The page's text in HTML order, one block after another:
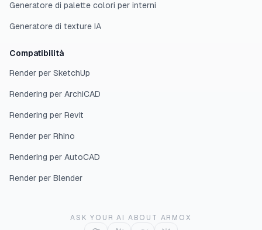
Generatore di palette colori per interni
Generatore di texture IA
Compatibilità
Render per SketchUp
Rendering per ArchiCAD
Rendering per Revit
Render per Rhino
Rendering per AutoCAD
Render per Blender
ASK YOUR AI ABOUT ARMOX